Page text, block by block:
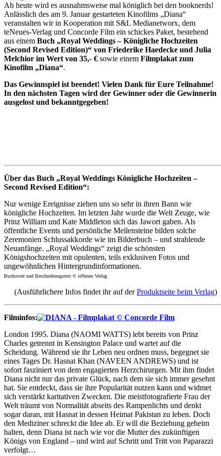
Ab heute wird es ausnahmsweise mal königlich bei den booknerds!
Anlässlich des am 9. Januar gestarteten Kinofilms „Diana“
veranstalten wir in Kooperation mit S&L Medianetworx, dem
teNeues-Verlag und Concorde Film ein schickes Paket, bestehend
aus einem Buch „Royal Weddings – Königliche Hochzeiten
(Second Revised Edition)“ von Friederike Haedecke und Julia
Melchior im Wert von 35,- € sowie einem Filmplakat zum
Kinofilm „Diana“.
Das Gewinnspiel ist beendet! Vielen Dank für Eure Teilnahme!
In den nächsten Tagen wird der Gewinner oder die Gewinnerin
ausgelost und bekanntgegeben!
Über das Buch „Royal Weddings Königliche Hochzeiten –
Second Revised Edition“:
Nur wenige Ereignisse ziehen uns so sehr in ihren Bann wie
königliche Hochzeiten. Im letzten Jahr wurde die Welt Zeuge, wie
Prinz William und Kate Middleton sich das Jawort gaben. Als
öffentliche Events und persönliche Meilensteine bilden solche
Zeremonien Schlussakkorde wie im Bilderbuch – und strahlende
Neuanfänge. „Royal Weddings“ zeigt die schönsten
Königshochzeiten mit opulenten, teils exklusiven Fotos und
ungewöhnlichen Hintergrundinformationen.
Buchcover und Beschreibungstext © teNeues Verlag
(Ausführlichere Infos findet ihr auf derProduktseite beim Verlag)
Filminfos:
London 1995. Diana (NAOMI WATTS) lebt bereits von Prinz
Charles getrennt in Kensington Palace und wartet auf die
Scheidung. Während sie ihr Leben neu ordnen muss, begegnet sie
eines Tages Dr. Hasnat Khan (NAVEEN ANDREWS) und ist
sofort fasziniert von dem engagierten Herzchirurgen. Mit ihm findet
Diana nicht nur das private Glück, nach dem sie sich immer gesehnt
hat. Sie entdeckt, dass sie ihre Popularität nutzen kann und widmet
sich verstärkt karitativen Zwecken. Die meistfotografierte Frau der
Welt träumt von Normalität abseits des Rampenlichts und denkt
sogar daran, mit Hasnat in dessen Heimat Pakistan zu leben. Doch
den Mediziner schreckt die Idee ab. Er will die Beziehung geheim
halten, denn Diana ist nach wie vor die Mutter des zukünftigen
Königs von England – und wird auf Schritt und Tritt von Paparazzi
verfolgt…